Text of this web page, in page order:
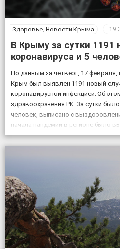
Здоровье Новости Крыма
В Крыму за сутки 1191
коронавируса и 5
По данным за четверг, 17 февраля,
Крым был выявлен 1191 новый
коронавирусной инфекцией. Об
здравоохранения РК. За сутки
человек, выписано с
начала пандемии в регионе было
заболевания коронавирусом,
подтвержденным коронавирусом,